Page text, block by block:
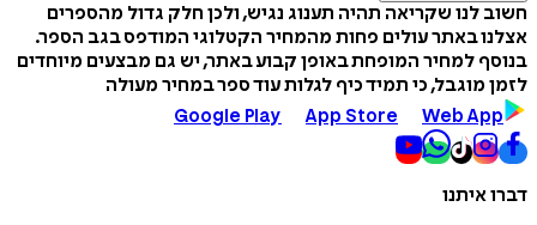
חשוב לנו שקריאה תהיה תענוג נגיש, ולכן חלק גדול מהספרים
אצלנו באתר עולים פחות מהמחיר הקטלוגי המודפס בגב הספר.
בנוסף למחיר המופחת באופן קבוע באתר, יש גם מבצעים מיוחדים
לזמן מוגבל, כי תמיד כיף לגלות עוד ספר במחיר מעולה
Google Play
App Store Web App
דברו איתנו